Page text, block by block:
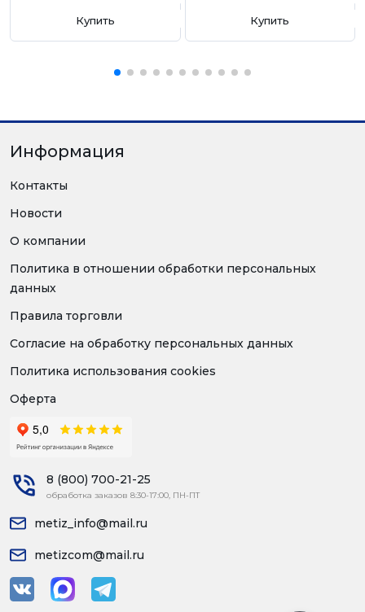
Купить Купить
Информация
Контакты
Новости
О компании
Политика в отношении обработки персональных
данных
Правила торговли
Согласие на обработку персональных данных
Политика использования cookies
Оферта
8 (800) 700-21-25
обработка заказов 8:30-17:00, ПН-ПТ
metiz_info@mail.ru
metizcom@mail.ru